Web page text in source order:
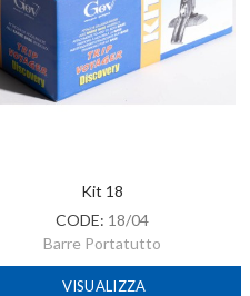
Kit 18
CODE: 18/04
Barre Portatutto
VISUALIZZA